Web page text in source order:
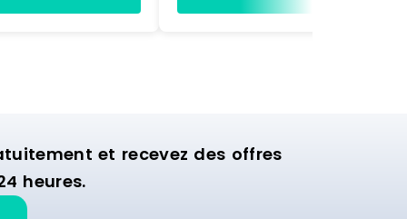
structure est
de suspension, cette structure
et recevez des offres
heures.